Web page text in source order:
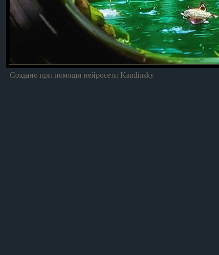
Создано при помощи нейросети Kandinsky